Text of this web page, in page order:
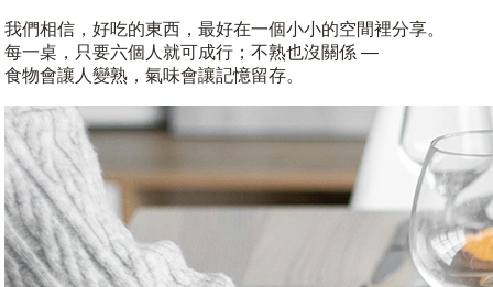
我們相信，好吃的東西，最好在一個小小的空間裡分享。
每一桌，只要六個人就可成行；不熟也沒關係 —
食物會讓人變熟，氣味會讓記憶留存。